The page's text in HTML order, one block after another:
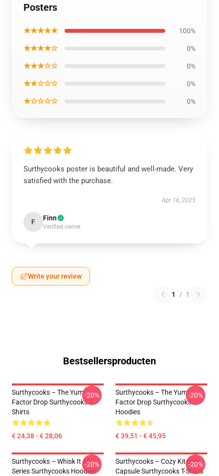
Posters
★★★★★ 100%
★★★★☆ 0%
★★★☆☆ 0%
★★☆☆☆ 0%
★☆☆☆☆ 0%
Surthycooks poster is beautiful and well-made. Very
satisfied with the purchase.
Apr 16, 2025
F Finn
Verified owner
Write your review
1 / 1
Bestsellersproducten
Surthycooks – The Yum
Factor Drop Surthycooks T-
Shirts
€ 24,38 - € 28,06
-20%
Surthycooks – The Yum
Factor Drop Surthycooks
Hoodies
€ 39,51 - € 45,95
-20%
Surthycooks – Whisk It All
Series Surthycooks Hoodies
-20%
Surthycooks – Cozy Kitchen
Capsule Surthycooks T-Shirts
-20%